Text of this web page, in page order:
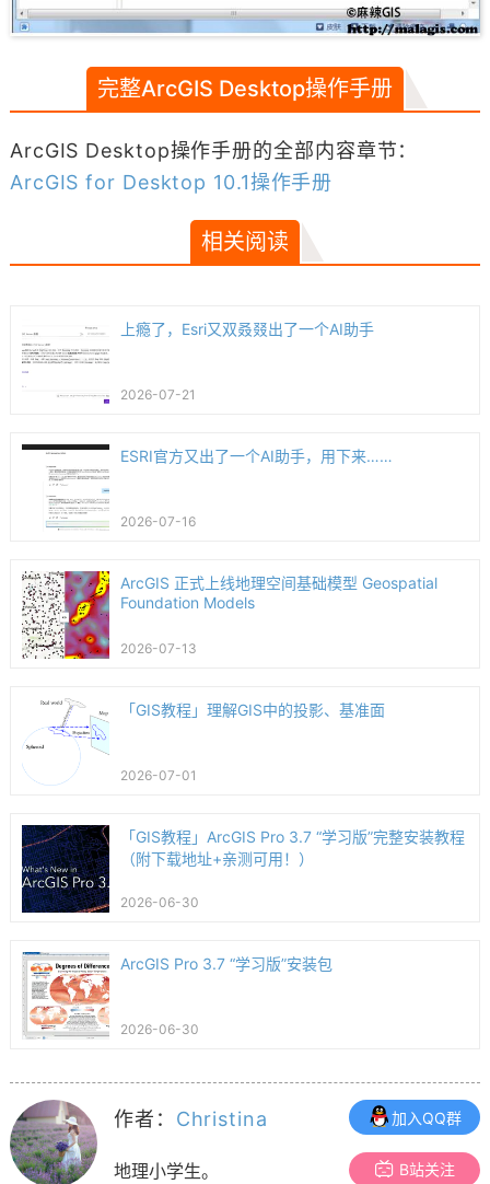
完整ArcGIS Desktop操作手册
ArcGIS Desktop操作手册的全部内容章节：
ArcGIS for Desktop 10.1操作手册
相关阅读
上瘾了，Esri又双叒叕出了一个AI助手
2026-07-21
ESRI官方又出了一个AI助手，用下来……
2026-07-16
ArcGIS 正式上线地理空间基础模型 Geospatial
Foundation Models
2026-07-13
「GIS教程」理解GIS中的投影、基准面
2026-07-01
「GIS教程」ArcGIS Pro 3.7 “学习版”完整安装教程
（附下载地址+亲测可用！）
2026-06-30
ArcGIS Pro 3.7 “学习版”安装包
2026-06-30
作者： Christina
地理小学生。
加入QQ群
B站关注